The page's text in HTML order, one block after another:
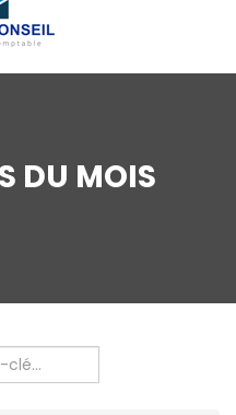
DU MOIS